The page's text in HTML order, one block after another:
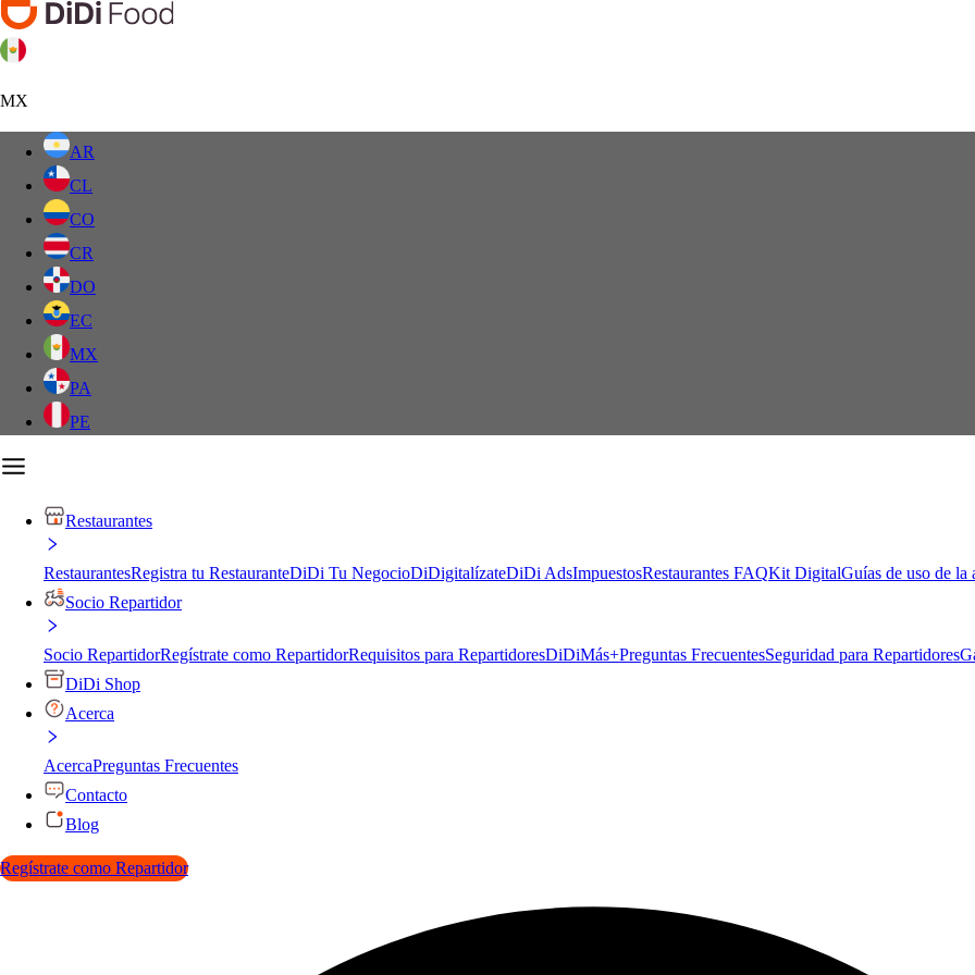
MX
AR
CL
CO
CR
DO
EC
MX
PA
PE
Restaurantes
RestaurantesRegistra tu RestauranteDiDi Tu NegocioDiDigitalízateDiDi AdsImpuestosRestaurantes FAQKit DigitalGuías de uso de la
Socio Repartidor
Socio RepartidorRegístrate como RepartidorRequisitos para RepartidoresDiDiMás+Preguntas FrecuentesSeguridad para Repartidores
DiDi Shop
Acerca
AcercaPreguntas Frecuentes
Contacto
Blog
Regístrate como Repartidor